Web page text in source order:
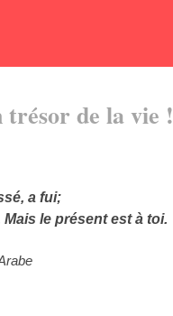
trésor de la vie !
a fui;
Mais le présent est à toi.